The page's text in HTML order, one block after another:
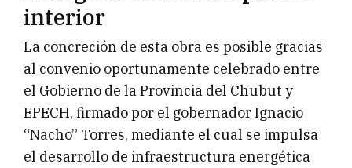
interior
La concreción de esta obra es posible gracias
al convenio oportunamente celebrado entre
el Gobierno de la Provincia del Chubut y
EPECH, firmado por el gobernador Ignacio
“Nacho” Torres, mediante el cual se impulsa
el desarrollo de infraestructura energética